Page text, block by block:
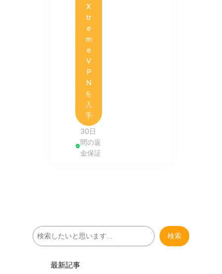
X
tr
e
m
e
V
P
N
を
入
手
30日
間の返
金保証
検
索
検索
最新記事